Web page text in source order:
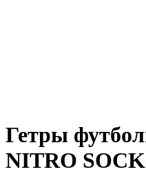
Гетры
NITRO